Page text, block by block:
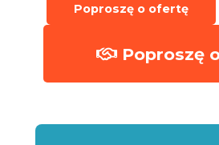
Poproszę o ofertę
Poproszę